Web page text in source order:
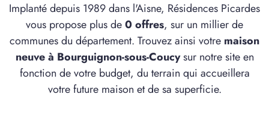
Implanté depuis 1989 dans l'Aisne, Résidences Picardes
vous propose plus de0 offres, sur un millier de
communes du département. Trouvez ainsi votre maison
neuve à Bourguignon-sous-Coucysur notre site en
fonction de votre budget, du terrain qui accueillera
votre future maison et de sa superficie.